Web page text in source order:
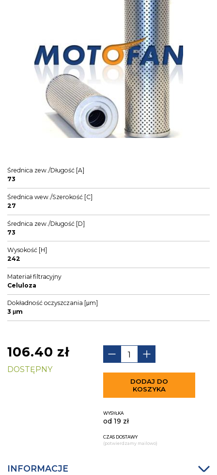
Średnica zew./Długość [A]
73
Średnica wew./Szerokość [C]
27
Średnica zew./Długość [D]
73
Wysokość [H]
242
Materiał filtracyjny
Celuloza
Dokładność oczyszczania [μm]
3 μm
106.40 zł
DOSTĘPNY
DODAJ DO
KOSZYKA
WYSYŁKA
od 19 zł
CZAS DOSTAWY
(potwierdzamy mailowo)
INFORMACJE